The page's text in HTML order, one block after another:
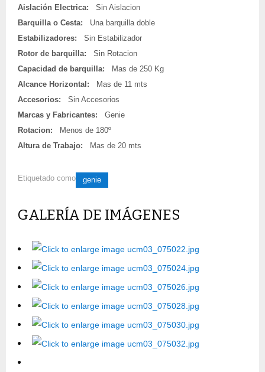
Aislación Electrica:
Sin Aislacion
Barquilla o Cesta:
Una barquilla doble
Estabilizadores:
Sin Estabilizador
Rotor de barquilla:
Sin Rotacion
Capacidad de barquilla:
Mas de 250 Kg
Alcance Horizontal:
Mas de 11 mts
Accesorios:
Sin Accesorios
Marcas y Fabricantes:
Genie
Rotacion:
Menos de 180º
Altura de Trabajo:
Mas de 20 mts
Etiquetado como genie
GALERÍA DE IMÁGENES